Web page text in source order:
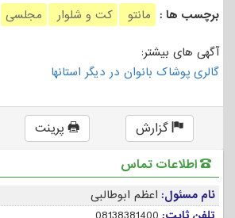
برچسب ها : مانتو کت و شلوار مجلسی
آگهی های بیشتر:
گالری پوشاک بانوان در دیگر استانها
گزارش پرینت
اطلاعات تماس
نام مسئول: اعظم ابوطالبی